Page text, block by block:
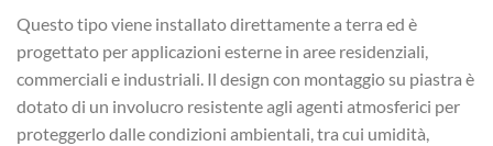
Questo tipo viene installato direttamente a terra ed è
progettato per applicazioni esterne in aree residenziali,
commerciali e industriali. Il design con montaggio su piastra è
dotato di un involucro resistente agli agenti atmosferici per
proteggerlo dalle condizioni ambientali, tra cui umidità,